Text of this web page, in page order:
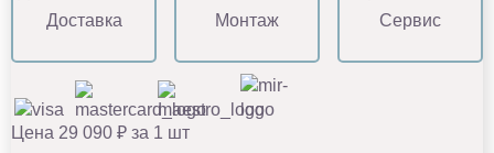
Доставка Монтаж Сервис
Цена 29 090 ₽ за 1 шт